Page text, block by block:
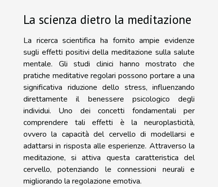
La scienza dietro la meditazione
La ricerca scientifica ha fornito ampie evidenze
sugli effetti positivi della meditazione sulla salute
mentale. Gli studi clinici hanno mostrato che
pratiche meditative regolari possono portare a una
significativa riduzione dello stress, influenzando
direttamente il benessere psicologico degli
individui. Uno dei concetti fondamentali per
comprendere tali effetti è la neuroplasticità,
ovvero la capacità del cervello di modellarsi e
adattarsi in risposta alle esperienze. Attraverso la
meditazione, si attiva questa caratteristica del
cervello, potenziando le connessioni neurali e
migliorando la regolazione emotiva.